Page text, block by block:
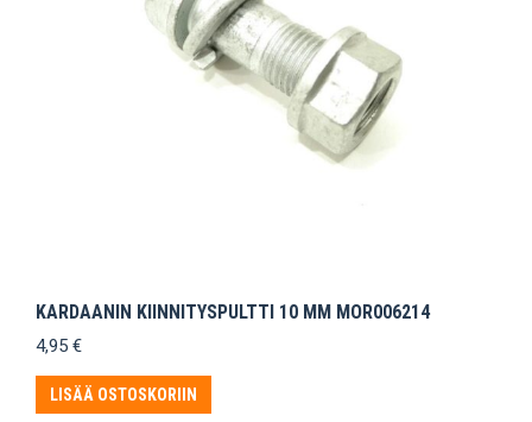
KARDAANIN KIINNITYSPULTTI 10 MM MOR006214
4,95 €
LISÄÄ OSTOSKORIIN